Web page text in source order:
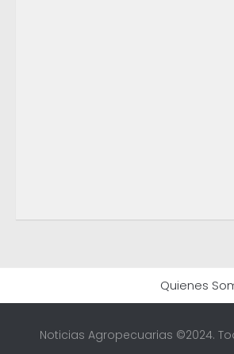
Quienes
Noticias Agropecuarias ©2024.